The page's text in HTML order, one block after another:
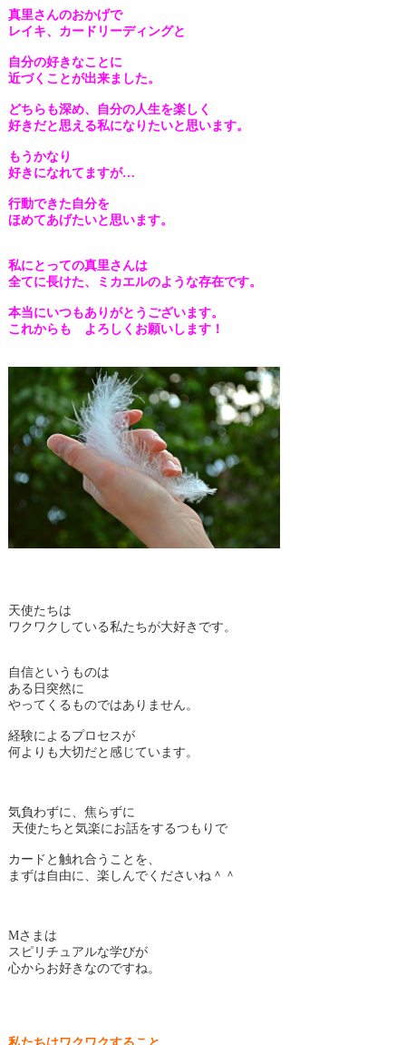
真里さんのおかげで
レイキ、カードリーディングと
自分の好きなことに
近づくことが出来ました。
どちらも深め、自分の人生を楽しく
好きだと思える私になりたいと思います。
もうかなり
好きになれてますが…
行動できた自分を
ほめてあげたいと思います。
私にとっての真里さんは
全てに長けた、
ミカエルのような存在です。
本当にいつもありがとうございます。
これからも よろしくお願いします！
天使たちは
ワクワクしている私たちが大好きです。
自信というものは
ある日突然に
やってくるものではありません。
経験によるプロセスが
何よりも大切だと感じています。
気負わずに、焦らずに
天使たちと気楽にお話をするつもりで
カードと触れ合うことを、
まずは自由に、楽しんでくださいね＾＾
Mさまは
スピリチュアルな学びが
心からお好きなのですね。